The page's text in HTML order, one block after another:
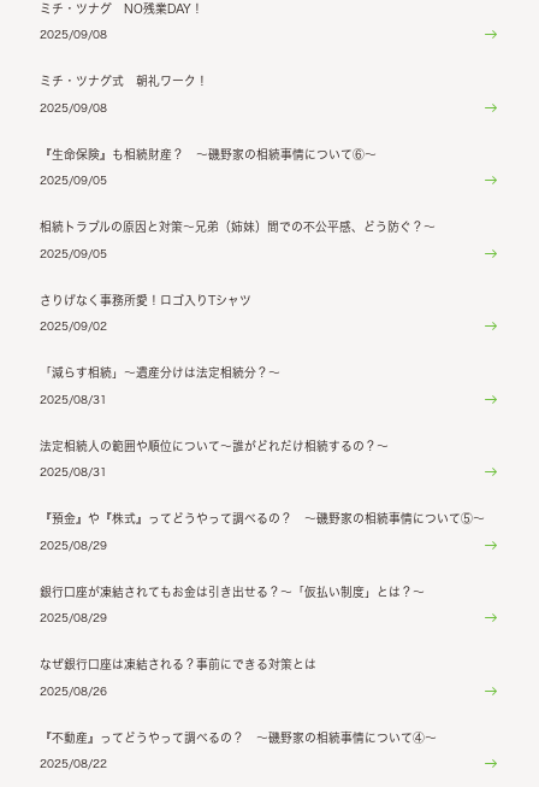
ミチ・ツナグ NO残業DAY！
2025/09/08
ミチ・ツナグ式 朝礼ワーク！
2025/09/08
『生命保険』も相続財産？ ～磯野家の相続事情について⑥～
2025/09/05
相続トラブルの原因と対策～兄弟（姉妹）間での不公平感、どう防ぐ？～
2025/09/05
さりげなく事務所愛！ロゴ入りTシャツ
2025/09/02
「減らす相続」～遺産分けは法定相続分？～
2025/08/31
法定相続人の範囲や順位について～誰がどれだけ相続するの？～
2025/08/31
『預金』や『株式』ってどうやって調べるの？ ～磯野家の相続事情について⑤～
2025/08/29
銀行口座が凍結されてもお金は引き出せる？～「仮払い制度」とは？～
2025/08/29
なぜ銀行口座は凍結される？事前にできる対策とは
2025/08/26
『不動産』ってどうやって調べるの？ ～磯野家の相続事情について④～
2025/08/22